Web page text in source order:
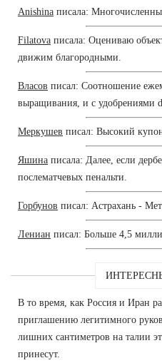
Anishina писала:
Filatova писала: Оцениваю
движим благородными.
Власов писал: Соотношение
выращивания, и с удобрениями
Меркушев писал: Высокий
Яшина писала: Далее, если
послематчевых пенальти.
Горбунов писал: Астрахань -
Лениан писал: Больше 4,5
В то время, как Россия и Иран
приглашению легитимного
лишних сантиметров на талии
принесут.